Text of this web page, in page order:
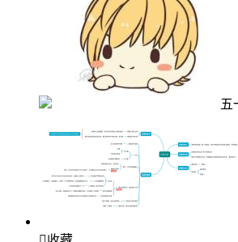
五